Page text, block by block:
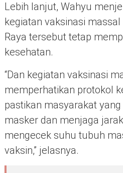
Lebih lanjut, Wahyu
kegiatan vaksinasi massal
Raya tersebut tetap
kesehatan.
“Dan kegiatan vaksinasi
memperhatikan protokol
pastikan masyarakat
masker dan menjaga
mengecek suhu tubuh
vaksin,” jelasnya.